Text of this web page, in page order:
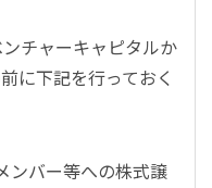
チャーキャピタルか
に下記を行っておく
ンバー等への株式譲